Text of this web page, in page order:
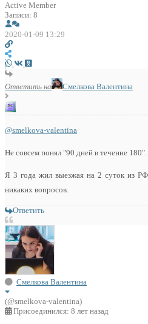
Active Member
Записи: 8
2020-01-09 13:29
Ответить на Смелкова Валентина
@smelkova-valentina
Не совсем понял "90 дней в течение 180".
Я 3 года жил выезжая на 2 суток из
никаких вопросов.
Ответить
Смелкова Валентина
(@smelkova-valentina)
Присоединился: 8 лет назад